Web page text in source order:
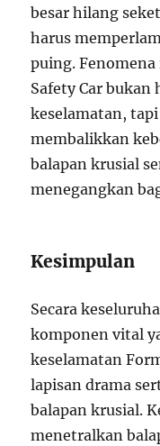
besar hilang
harus
puing.
Safety Car bukan
keselamatan,
membalikkan
balapan krusial
menegangkan
Kesimpulan
Secara
komponen vital
keselamatan
lapisan drama
balapan krusial.
menetralkan